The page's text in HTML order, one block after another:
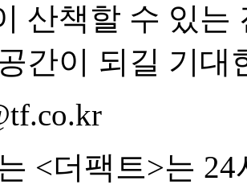
산책할 수 있는
간이 되길 기대
<더팩트>는